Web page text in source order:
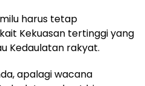
harus tetap
Kekuasan tertinggi yang
Kedaulatan rakyat.
apalagi wacana